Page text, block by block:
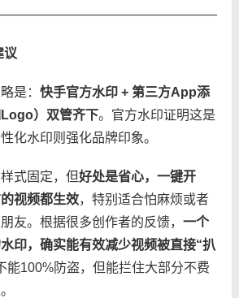
议​
是：​ ​快手官方水印 + 第三方App添
）双管齐下​​。官方水印证明这是
化水印则强化品牌印象。
式固定，但​​好处是省心，一键开
视频都生效​​，特别适合怕麻烦或者
友。根据很多创作者的反馈，​ ​一个
印，确实能有效减少视频被直接“扒
能100%防盗，但能拦住大部分不费